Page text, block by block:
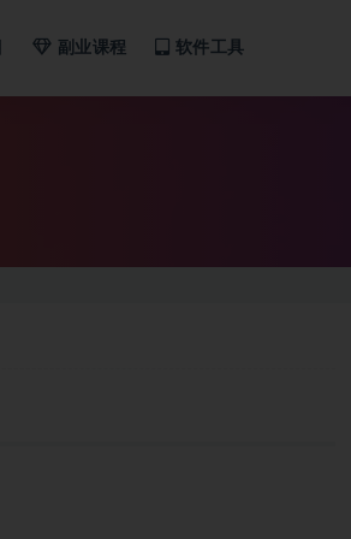
副业课程 软件工具